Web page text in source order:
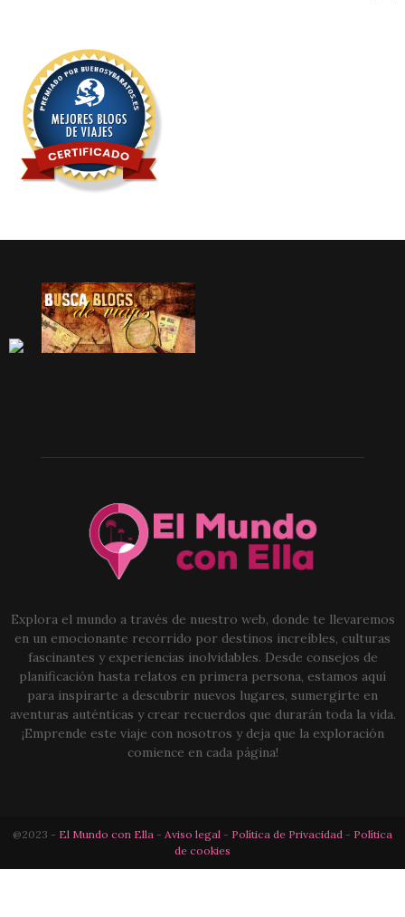
Explora el mundo a través de nuestro web, donde te llevaremos
en un emocionante recorrido por destinos increíbles, culturas
fascinantes y experiencias inolvidables. Desde consejos de
planificación hasta relatos en primera persona, estamos aquí
para inspirarte a descubrir nuevos lugares, sumergirte en
aventuras auténticas y crear recuerdos que durarán toda la vida.
¡Emprende este viaje con nosotros y deja que la exploración
comience en cada página!
@2023 - El Mundo con Ella - Aviso legal - Política de Privacidad - Política
de cookies